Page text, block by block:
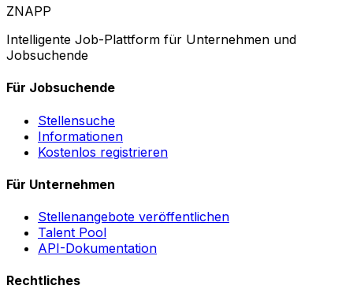
ZNAPP
Intelligente Job-Plattform für Unternehmen und
Jobsuchende
Für Jobsuchende
Stellensuche
Informationen
Kostenlos registrieren
Für Unternehmen
Stellenangebote veröffentlichen
Talent Pool
API-Dokumentation
Rechtliches